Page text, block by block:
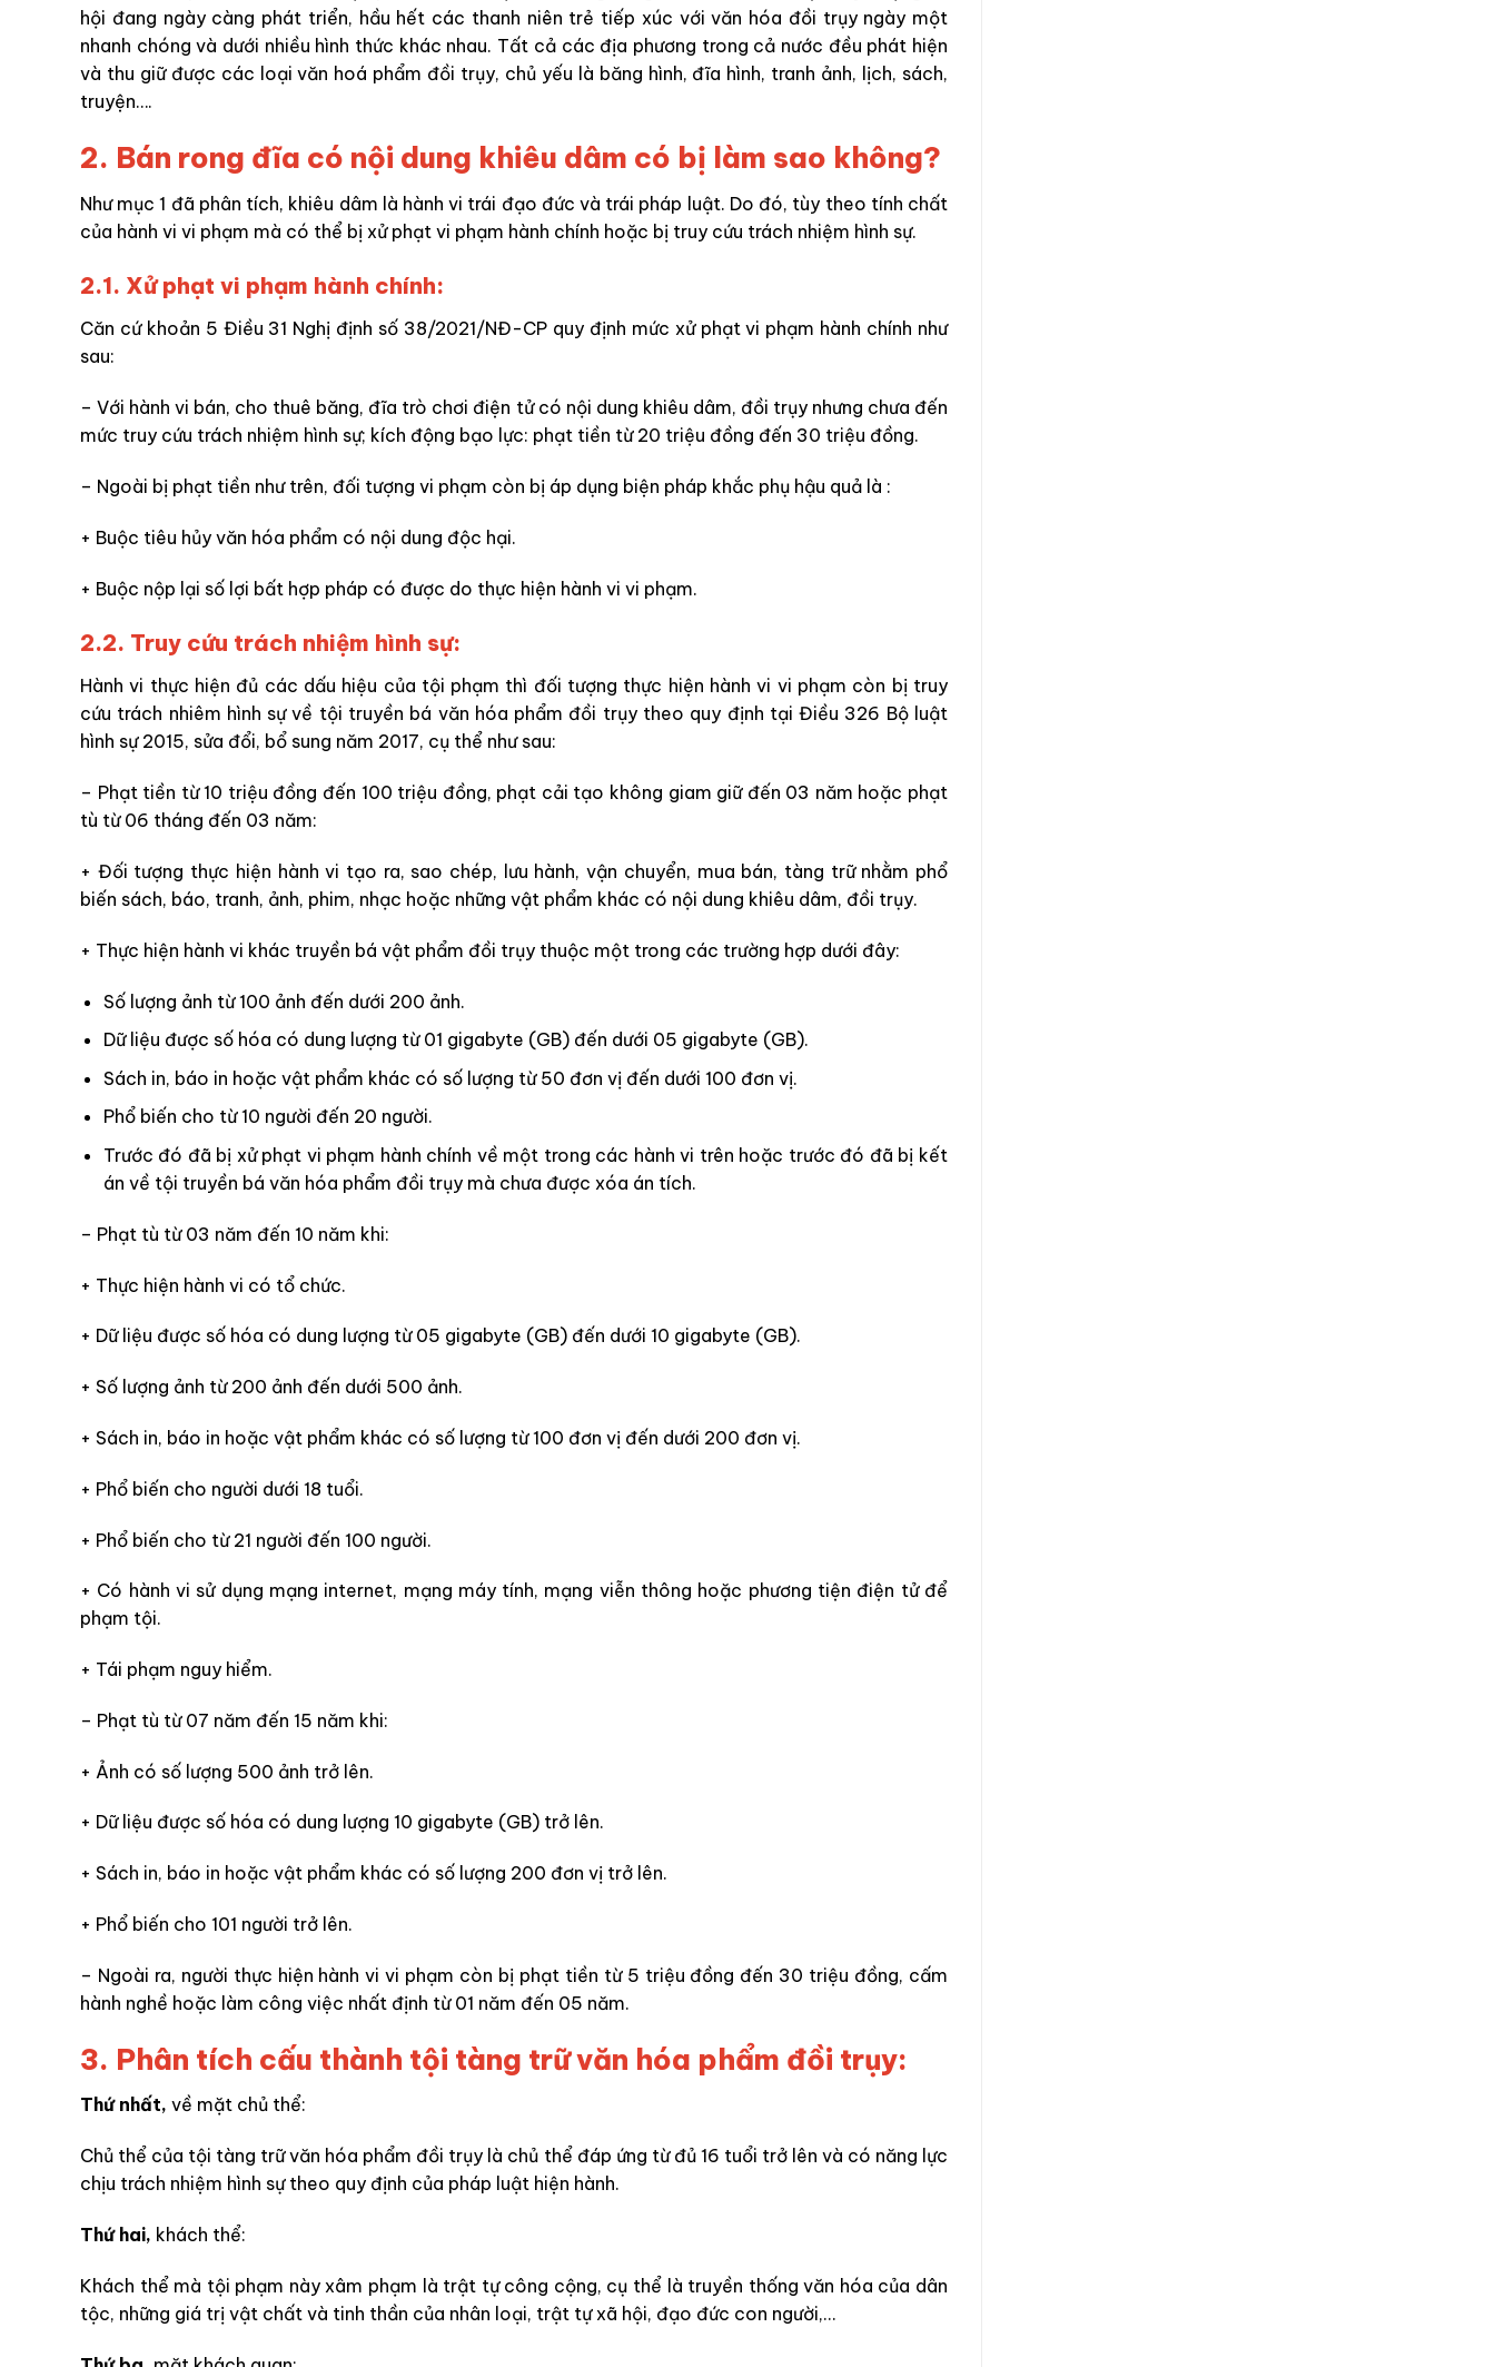
hội đang ngày càng phát triển, hầu hết các thanh niên trẻ tiếp xúc với văn hóa đồi trụy ngày một
nhanh chóng và dưới nhiều hình thức khác nhau. Tất cả các địa phương trong cả nước đều phát hiện
và thu giữ được các loại văn hoá phẩm đồi trụy, chủ yếu là băng hình, đĩa hình, tranh ảnh, lịch, sách,
truyện….
2. Bán rong đĩa có nội dung khiêu dâm có bị làm sao không?
Như mục 1 đã phân tích, khiêu dâm là hành vi trái đạo đức và trái pháp luật. Do đó, tùy theo tính chất
của hành vi vi phạm mà có thể bị xử phạt vi phạm hành chính hoặc bị truy cứu trách nhiệm hình sự.
2.1. Xử phạt vi phạm hành chính:
Căn cứ khoản 5 Điều 31 Nghị định số 38/2021/NĐ-CP quy định mức xử phạt vi phạm hành chính như
sau:
– Với hành vi bán, cho thuê băng, đĩa trò chơi điện tử có nội dung khiêu dâm, đồi trụy nhưng chưa đến
mức truy cứu trách nhiệm hình sự; kích động bạo lực: phạt tiền từ 20 triệu đồng đến 30 triệu đồng.
– Ngoài bị phạt tiền như trên, đối tượng vi phạm còn bị áp dụng biện pháp khắc phụ hậu quả là :
+ Buộc tiêu hủy văn hóa phẩm có nội dung độc hại.
+ Buộc nộp lại số lợi bất hợp pháp có được do thực hiện hành vi vi phạm.
2.2. Truy cứu trách nhiệm hình sự:
Hành vi thực hiện đủ các dấu hiệu của tội phạm thì đối tượng thực hiện hành vi vi phạm còn bị truy
cứu trách nhiêm hình sự về tội truyền bá văn hóa phẩm đồi trụy theo quy định tại Điều 326 Bộ luật
hình sự 2015, sửa đổi, bổ sung năm 2017, cụ thể như sau:
– Phạt tiền từ 10 triệu đồng đến 100 triệu đồng, phạt cải tạo không giam giữ đến 03 năm hoặc phạt
tù từ 06 tháng đến 03 năm:
+ Đối tượng thực hiện hành vi tạo ra, sao chép, lưu hành, vận chuyển, mua bán, tàng trữ nhằm phổ
biến sách, báo, tranh, ảnh, phim, nhạc hoặc những vật phẩm khác có nội dung khiêu dâm, đồi trụy.
+ Thực hiện hành vi khác truyền bá vật phẩm đồi trụy thuộc một trong các trường hợp dưới đây:
Số lượng ảnh từ 100 ảnh đến dưới 200 ảnh.
Dữ liệu được số hóa có dung lượng từ 01 gigabyte (GB) đến dưới 05 gigabyte (GB).
Sách in, báo in hoặc vật phẩm khác có số lượng từ 50 đơn vị đến dưới 100 đơn vị.
Phổ biến cho từ 10 người đến 20 người.
Trước đó đã bị xử phạt vi phạm hành chính về một trong các hành vi trên hoặc trước đó đã bị kết
án về tội truyền bá văn hóa phẩm đồi trụy mà chưa được xóa án tích.
– Phạt tù từ 03 năm đến 10 năm khi:
+ Thực hiện hành vi có tổ chức.
+ Dữ liệu được số hóa có dung lượng từ 05 gigabyte (GB) đến dưới 10 gigabyte (GB).
+ Số lượng ảnh từ 200 ảnh đến dưới 500 ảnh.
+ Sách in, báo in hoặc vật phẩm khác có số lượng từ 100 đơn vị đến dưới 200 đơn vị.
+ Phổ biến cho người dưới 18 tuổi.
+ Phổ biến cho từ 21 người đến 100 người.
+ Có hành vi sử dụng mạng internet, mạng máy tính, mạng viễn thông hoặc phương tiện điện tử để
phạm tội.
+ Tái phạm nguy hiểm.
– Phạt tù từ 07 năm đến 15 năm khi:
+ Ảnh có số lượng 500 ảnh trở lên.
+ Dữ liệu được số hóa có dung lượng 10 gigabyte (GB) trở lên.
+ Sách in, báo in hoặc vật phẩm khác có số lượng 200 đơn vị trở lên.
+ Phổ biến cho 101 người trở lên.
– Ngoài ra, người thực hiện hành vi vi phạm còn bị phạt tiền từ 5 triệu đồng đến 30 triệu đồng, cấm
hành nghề hoặc làm công việc nhất định từ 01 năm đến 05 năm.
3. Phân tích cấu thành tội tàng trữ văn hóa phẩm đồi trụy:
Thứ nhất, về mặt chủ thể:
Chủ thể của tội tàng trữ văn hóa phẩm đồi trụy là chủ thể đáp ứng từ đủ 16 tuổi trở lên và có năng lực
chịu trách nhiệm hình sự theo quy định của pháp luật hiện hành.
Thứ hai, khách thể:
Khách thể mà tội phạm này xâm phạm là trật tự công cộng, cụ thể là truyền thống văn hóa của dân
tộc, những giá trị vật chất và tinh thần của nhân loại, trật tự xã hội, đạo đức con người,…